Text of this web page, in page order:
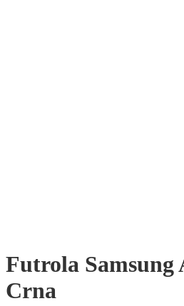
Futrola Samsung
Crna